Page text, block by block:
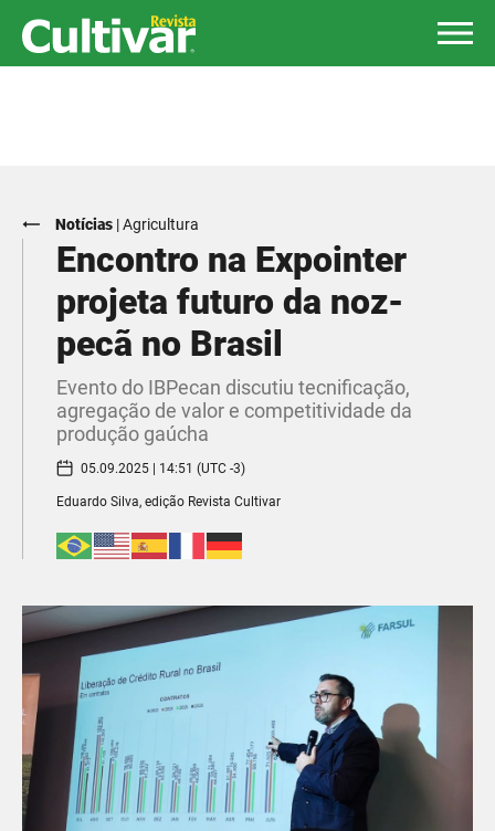
Notícias |Agricultura
Encontro na Expointer
projeta futuro da noz-
pecã no Brasil
Evento do IBPecan discutiu tecnificação,
agregação de valor e competitividade da
produção gaúcha
05.09.2025 | 14:51 (UTC -3)
Eduardo Silva, edição Revista Cultivar